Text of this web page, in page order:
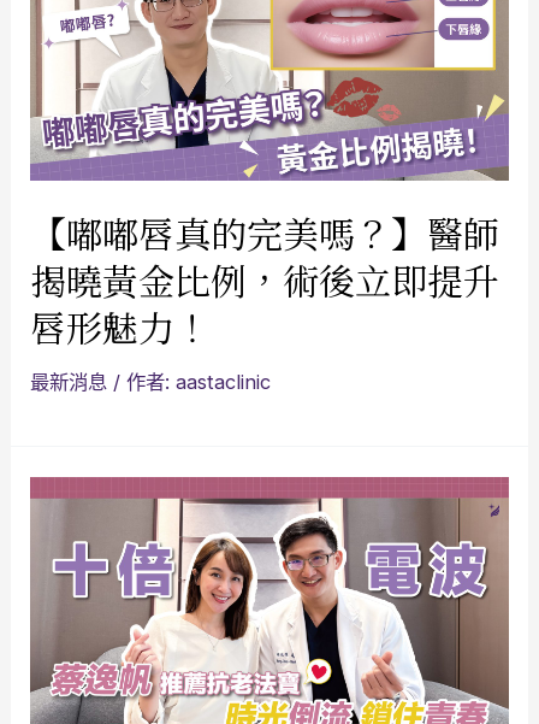
【嘟嘟唇真的完美嗎？】醫師
揭曉黃金比例，術後立即提升
唇形魅力！
最新消息 / 作者:aastaclinic